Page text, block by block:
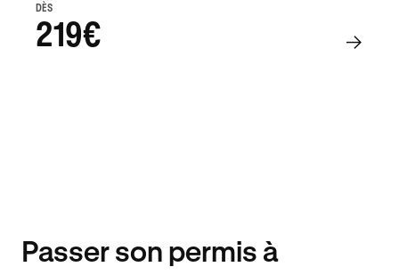
DÈS
219€
Passer son permis à